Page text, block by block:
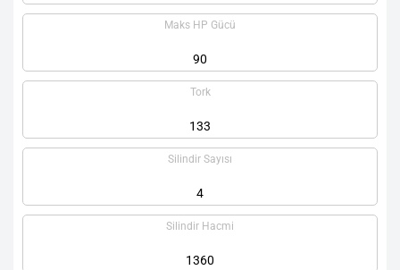
Maks HP Gücü
90
Tork
133
Silindir Sayısı
4
Silindir Hacmi
1360